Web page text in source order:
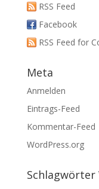
RSS Feed
Facebook
RSS Feed for
Meta
Anmelden
Eintrags-Feed
Kommentar-Feed
WordPress.org
Schlagwörter